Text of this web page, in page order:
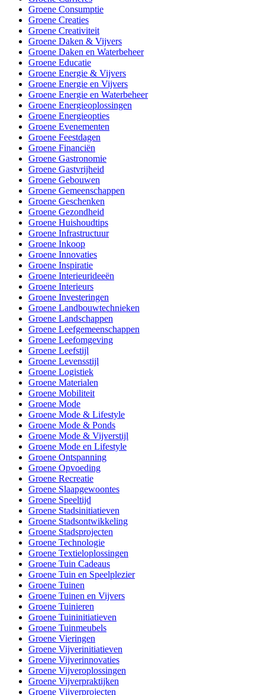
Groene Consumptie
Groene Creaties
Groene Creativiteit
Groene Daken & Vijvers
Groene Daken en Waterbeheer
Groene Educatie
Groene Energie & Vijvers
Groene Energie en Vijvers
Groene Energie en Waterbeheer
Groene Energieoplossingen
Groene Energieopties
Groene Evenementen
Groene Feestdagen
Groene Financiën
Groene Gastronomie
Groene Gastvrijheid
Groene Gebouwen
Groene Gemeenschappen
Groene Geschenken
Groene Gezondheid
Groene Huishoudtips
Groene Infrastructuur
Groene Inkoop
Groene Innovaties
Groene Inspiratie
Groene Interieurideeën
Groene Interieurs
Groene Investeringen
Groene Landbouwtechnieken
Groene Landschappen
Groene Leefgemeenschappen
Groene Leefomgeving
Groene Leefstijl
Groene Levensstijl
Groene Logistiek
Groene Materialen
Groene Mobiliteit
Groene Mode
Groene Mode & Lifestyle
Groene Mode & Ponds
Groene Mode & Vijverstijl
Groene Mode en Lifestyle
Groene Ontspanning
Groene Opvoeding
Groene Recreatie
Groene Slaapgewoontes
Groene Speeltijd
Groene Stadsinitiatieven
Groene Stadsontwikkeling
Groene Stadsprojecten
Groene Technologie
Groene Textieloplossingen
Groene Tuin Cadeaus
Groene Tuin en Speelplezier
Groene Tuinen
Groene Tuinen en Vijvers
Groene Tuinieren
Groene Tuininitiatieven
Groene Tuinmeubels
Groene Vieringen
Groene Vijverinitiatieven
Groene Vijverinnovaties
Groene Vijveroplossingen
Groene Vijverpraktijken
Groene Vijverprojecten